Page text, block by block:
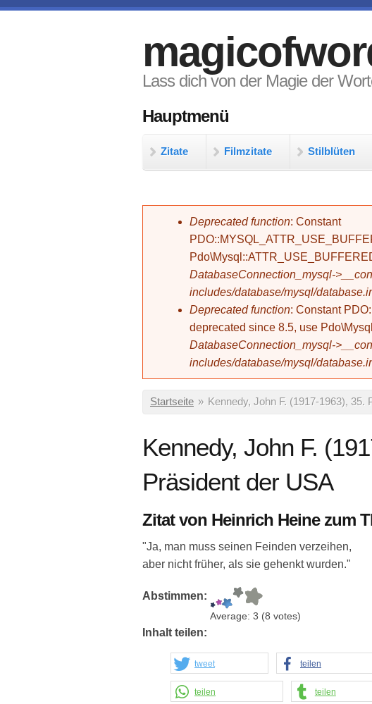
Lass dich von der Magie der
Hauptmenü
Zitate Filmzitate Stilblüten
Fehlermeldung
Deprecated function: Constant
DatabaseConnection_mysql-
includes/database/mysql/
Deprecated function: Constant
deprecated since 8.5, use
DatabaseConnection_mysql-
includes/database/mysql/
Sie sind hier
Startseite » Kennedy, John F. (1917-1963), 35.
Kennedy, John F.
Präsident der USA
Zitat von Heinrich Heine zum
"Ja, man muss seinen Feinden verzeihen,
aber nicht früher, als sie gehenkt wurden."
Abstimmen:
Average: 3 (8 votes)
Inhalt teilen:
tweet teilen
teilen teilen